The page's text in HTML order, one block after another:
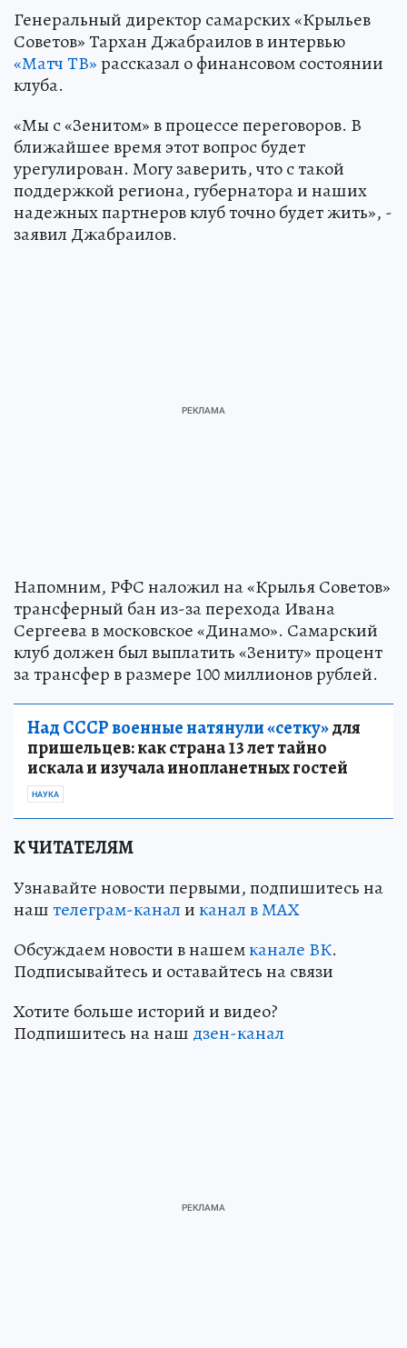
Генеральный директор самарских «Крыльев
Советов» Тархан Джабраилов в интервью
«Матч ТВ»рассказал о финансовом состоянии
клуба.
«Мы с «Зенитом» в процессе переговоров. В
ближайшее время этот вопрос будет
урегулирован. Могу заверить, что с такой
поддержкой региона, губернатора и наших
надежных партнеров клуб точно будет жить», -
заявил Джабраилов.
Напомним, РФС наложил на «Крылья Советов»
трансферный бан из-за перехода Ивана
Сергеева в московское «Динамо». Самарский
клуб должен был выплатить «Зениту» процент
за трансфер в размере 100 миллионов рублей.
Над СССР военные натянули «сетку»для
пришельцев: как страна 13 лет тайно
искала и изучала инопланетных гостей
НАУКА
К ЧИТАТЕЛЯМ
Узнавайте новости первыми, подпишитесь на
наштелеграм-каналиканал в МАХ
Обсуждаем новости в нашемканале ВК.
Подписывайтесь и оставайтесь на связи
Хотите больше историй и видео?
Подпишитесь на наш дзен-канал